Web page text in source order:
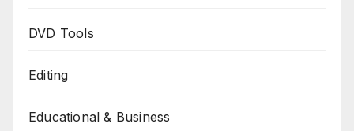
DVD Tools
Editing
Educational & Business